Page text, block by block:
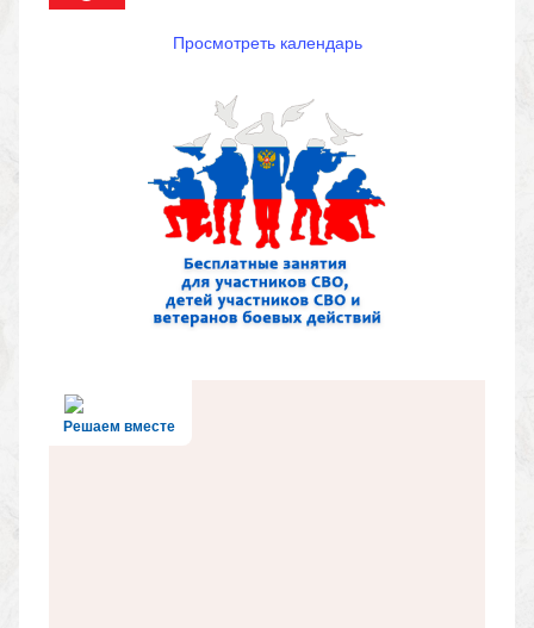
Просмотреть календарь
Решаем вместе